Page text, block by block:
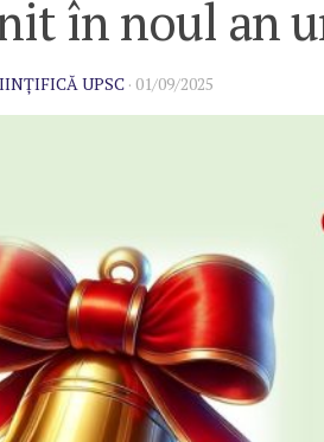
în noul an
UPSC · 01/09/2025